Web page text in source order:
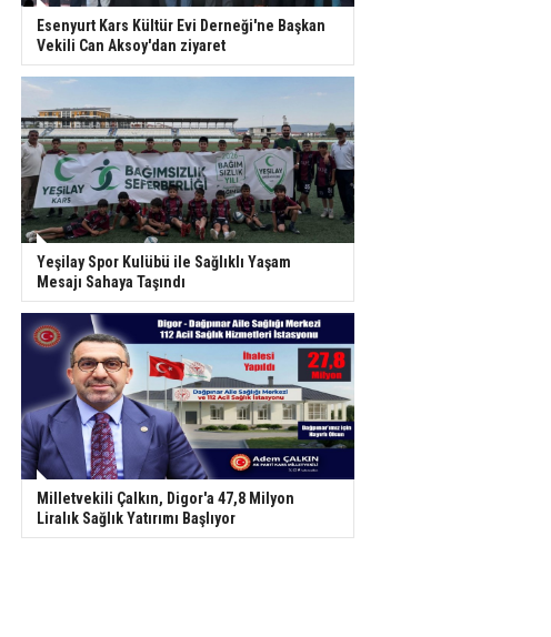
Esenyurt Kars Kültür Evi Derneği'ne Başkan
Vekili Can Aksoy'dan ziyaret
Yeşilay Spor Kulübü ile Sağlıklı Yaşam
Mesajı Sahaya Taşındı
Milletvekili Çalkın, Digor'a 47,8 Milyon
Liralık Sağlık Yatırımı Başlıyor